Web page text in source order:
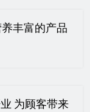
丰富的产品
为顾客带来